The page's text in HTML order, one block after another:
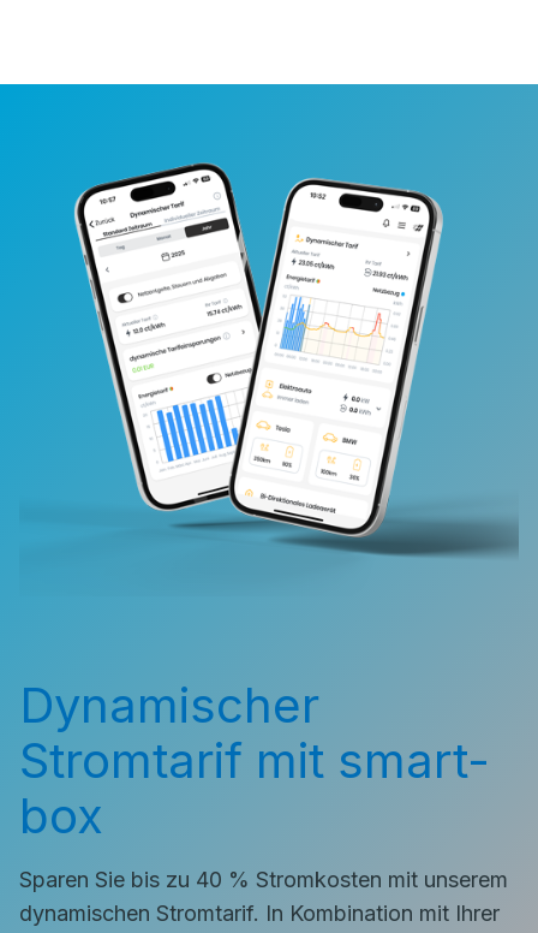
Dynamischer
Stromtarif mit smart-
box
Sparen Sie bis zu 40 % Stromkosten mit unserem
dynamischen Stromtarif. In Kombination mit Ihrer